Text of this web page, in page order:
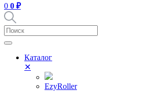
0 0 ₽
Каталог
✕
EzyRoller